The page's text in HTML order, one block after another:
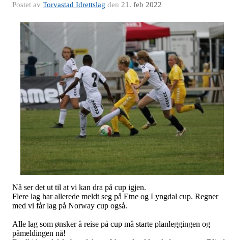
Postet av Torvastad Idrettslag den 21. feb 2022
Nå ser det ut til at vi kan dra på cup igjen.
Flere lag har allerede meldt seg på Etne og Lyngdal cup. Regner
med vi får lag på Norway cup også.
Alle lag som ønsker å reise på cup må starte planleggingen og
påmeldingen nå!